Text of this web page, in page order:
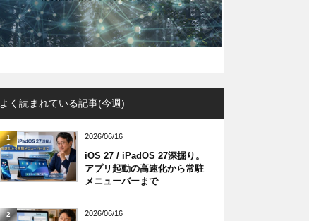
よく読まれている記事(今週)
1 2026/06/16
iOS 27 / iPadOS 27深掘り。
アプリ起動の高速化から常駐
メニューバーまで
2 2026/06/16